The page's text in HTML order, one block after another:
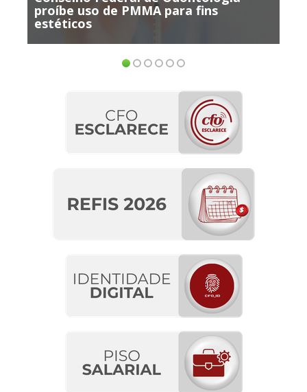
uso de PMMA para fins